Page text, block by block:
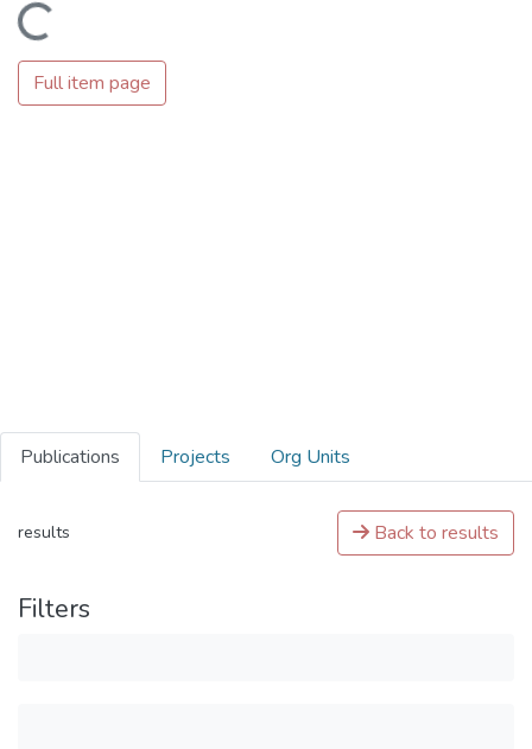
Full item page
Publications Projects Org Units
results Back to results
Filters